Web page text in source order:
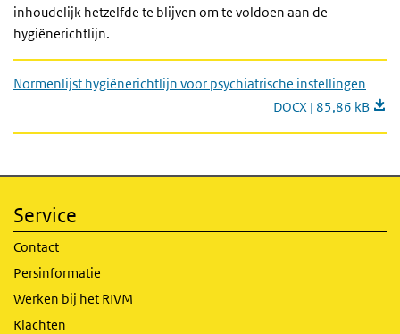
inhoudelijk hetzelfde te blijven om te voldoen aan de
hygiënerichtlijn.
Normenlijst hygiënerichtlijn voor psychiatrische instellingen
DOCX | 85,86 kB
Service
Contact
Persinformatie
Werken bij het RIVM
Klachten